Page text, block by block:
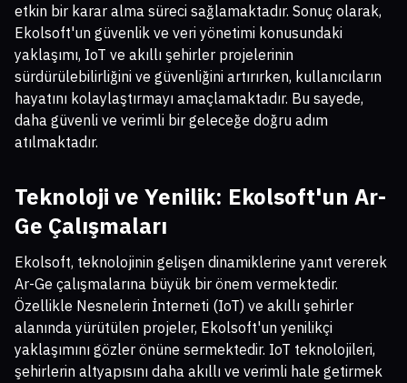
etkin bir karar alma süreci sağlamaktadır. Sonuç olarak,
Ekolsoft'un güvenlik ve veri yönetimi konusundaki
yaklaşımı, IoT ve akıllı şehirler projelerinin
sürdürülebilirliğini ve güvenliğini artırırken, kullanıcıların
hayatını kolaylaştırmayı amaçlamaktadır. Bu sayede,
daha güvenli ve verimli bir geleceğe doğru adım
atılmaktadır.
Teknoloji ve Yenilik: Ekolsoft'un Ar-
Ge Çalışmaları
Ekolsoft, teknolojinin gelişen dinamiklerine yanıt vererek
Ar-Ge çalışmalarına büyük bir önem vermektedir.
Özellikle Nesnelerin İnterneti (IoT) ve akıllı şehirler
alanında yürütülen projeler, Ekolsoft'un yenilikçi
yaklaşımını gözler önüne sermektedir. IoT teknolojileri,
şehirlerin altyapısını daha akıllı ve verimli hale getirmek